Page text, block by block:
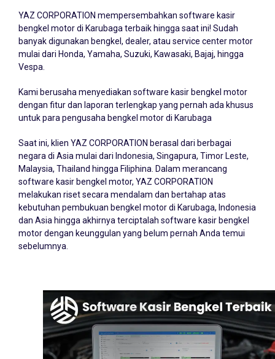
YAZ CORPORATION mempersembahkan software kasir
bengkel motor di Karubaga terbaik hingga saat ini! Sudah
banyak digunakan bengkel, dealer, atau service center motor
mulai dari Honda, Yamaha, Suzuki, Kawasaki, Bajaj, hingga
Vespa.
Kami berusaha menyediakan software kasir bengkel motor
dengan fitur dan laporan terlengkap yang pernah ada khusus
untuk para pengusaha bengkel motor di Karubaga
Saat ini, klien YAZ CORPORATION berasal dari berbagai
negara di Asia mulai dari Indonesia, Singapura, Timor Leste,
Malaysia, Thailand hingga Filiphina. Dalam merancang
software kasir bengkel motor, YAZ CORPORATION
melakukan riset secara mendalam dan bertahap atas
kebutuhan pembukuan bengkel motor di Karubaga, Indonesia
dan Asia hingga akhirnya terciptalah software kasir bengkel
motor dengan keunggulan yang belum pernah Anda temui
sebelumnya.